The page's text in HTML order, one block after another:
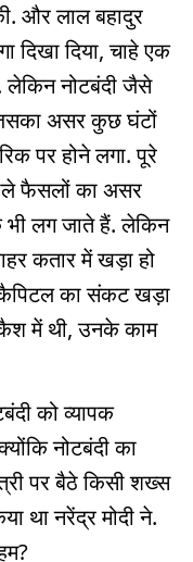
और लाल बहादुर
दिखा दिया, चाहे एक
लेकिन नोटबंदी जैसे
असर कुछ घंटों
पर होने लगा. पूरे
फैसलों का असर
लग जाते हैं. लेकिन
कतार में खड़ा हो
कैपिटल का संकट खड़ा
में थी, उनके काम
को व्यापक
नोटबंदी का
पर बैठे किसी शख्स
था नरेंद्र मोदी ने.